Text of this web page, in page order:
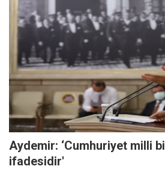
Aydemir: ‘Cumhuriyet milli
ifadesidir'